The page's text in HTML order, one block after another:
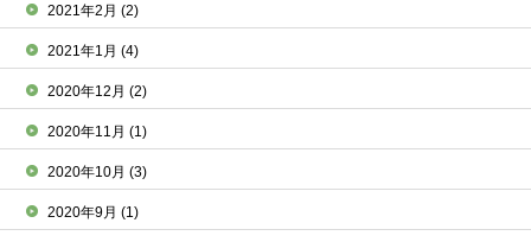
2021年2月(2)
2021年1月(4)
2020年12月(2)
2020年11月(1)
2020年10月(3)
2020年9月(1)